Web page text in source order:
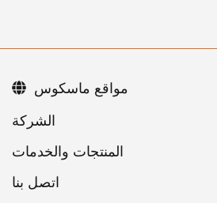
اتصل بنا
مواقع ماسكوس